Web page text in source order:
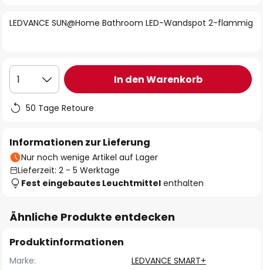
springen
LEDVANCE SUN@Home Bathroom LED-Wandspot 2-flammig
1 In den Warenkorb
50 Tage Retoure
Informationen zur Lieferung
Nur noch wenige Artikel auf Lager
Lieferzeit: 2 - 5 Werktage
Fest eingebautes Leuchtmittel enthalten
Ähnliche Produkte entdecken
Produktinformationen
Marke:
LEDVANCE SMART+